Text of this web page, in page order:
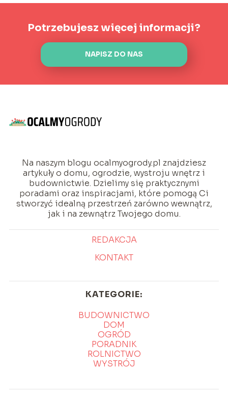
Potrzebujesz więcej informacji?
NAPISZ DO NAS
Na naszym blogu ocalmyogrody.pl znajdziesz
artykuły o domu, ogrodzie, wystroju wnętrz i
budownictwie. Dzielimy się praktycznymi
poradami oraz inspiracjami, które pomogą Ci
stworzyć idealną przestrzeń zarówno wewnątrz,
jak i na zewnątrz Twojego domu.
REDAKCJA
KONTAKT
KATEGORIE:
BUDOWNICTWO
DOM
OGRÓD
PORADNIK
ROLNICTWO
WYSTRÓJ